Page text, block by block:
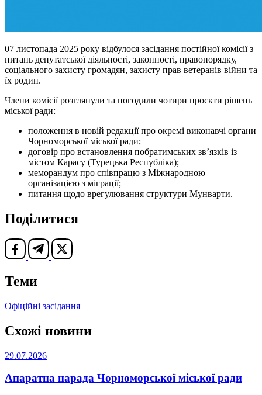
07 листопада 2025 року відбулося засідання постійної комісії з
питань депутатської діяльності, законності, правопорядку,
соціального захисту громадян, захисту прав ветеранів війни та
їх родин.
Члени комісії розглянули та погодили чотири проєкти рішень
міської ради:
положення в новій редакції про окремі виконавчі органи
Чорноморської міської ради;
договір про встановлення побратимських зв’язків із
містом Карасу (Турецька Республіка);
меморандум про співпрацю з Міжнародною
організацією з міграції;
питання щодо врегулювання структури Мунварти.
Поділитися
Теми
Офіційні засідання
Схожі новини
29.07.2026
Апаратна нарада Чорноморської міської ради